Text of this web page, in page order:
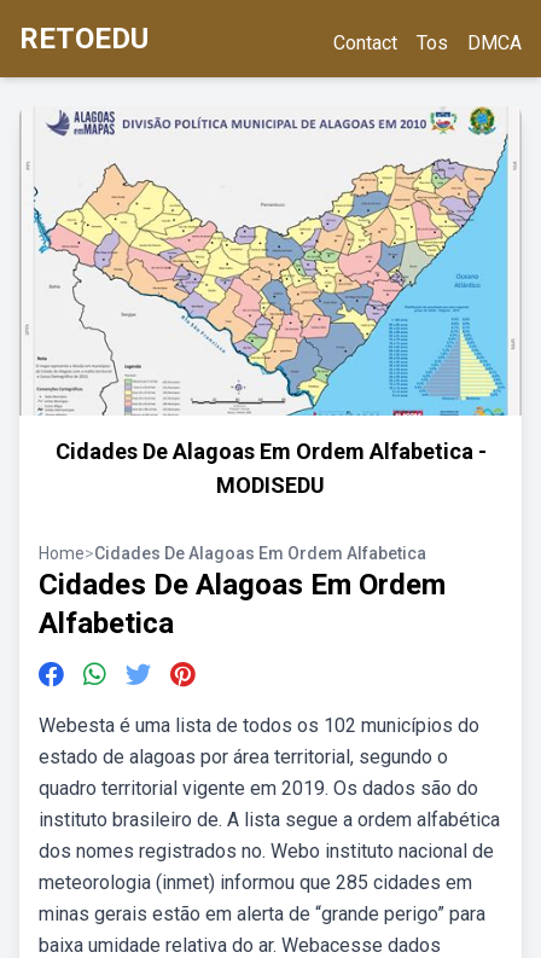
RETOEDU Contact Tos DMCA
Cidades De Alagoas Em Ordem Alfabetica -
MODISEDU
Home>Cidades De Alagoas Em Ordem Alfabetica
Cidades De Alagoas Em Ordem
Alfabetica
Webesta é uma lista de todos os 102 municípios do
estado de alagoas por área territorial, segundo o
quadro territorial vigente em 2019. Os dados são do
instituto brasileiro de. A lista segue a ordem alfabética
dos nomes registrados no. Webo instituto nacional de
meteorologia (inmet) informou que 285 cidades em
minas gerais estão em alerta de “grande perigo” para
baixa umidade relativa do ar. Webacesse dados